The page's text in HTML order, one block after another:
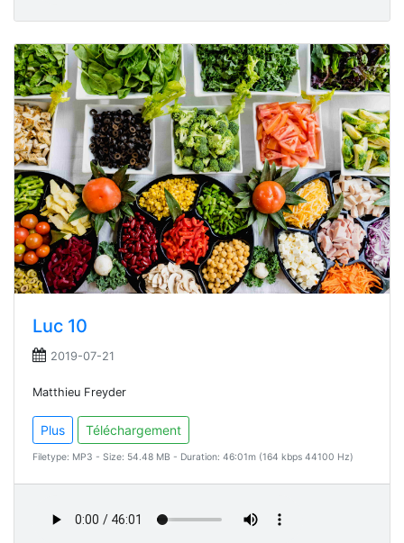
Luc 10
2019-07-21
Matthieu Freyder
Plus Téléchargement
Filetype: MP3 - Size: 54.48 MB - Duration: 46:01m (164 kbps 44100 Hz)